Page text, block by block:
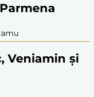
Veniamin și